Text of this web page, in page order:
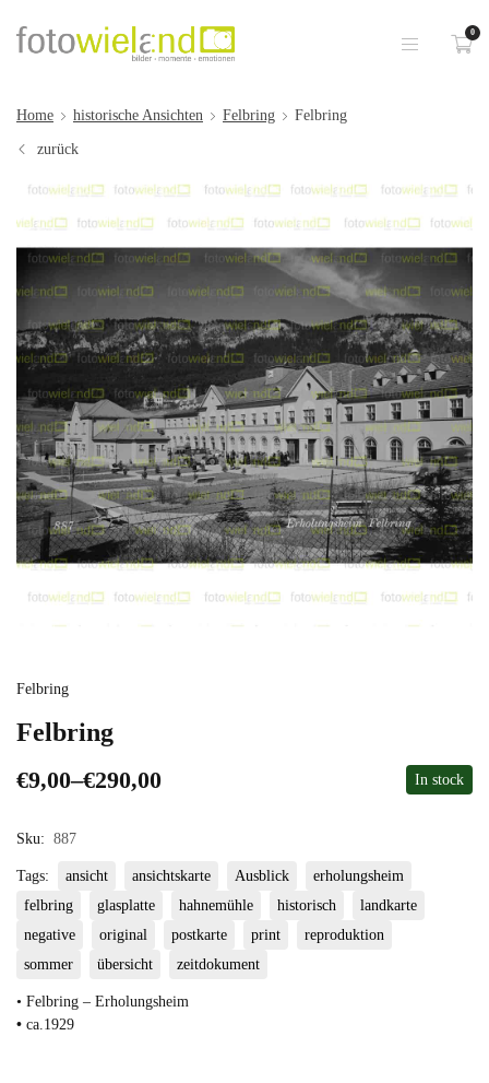
0
Home historische Ansichten Felbring Felbring
zurück
Felbring
Felbring
€9,00–€290,00 In stock
Sku: 887
Tags: ansicht ansichtskarte Ausblick
erholungsheim
felbring
glasplatte hahnemühle historisch
landkarte
negative
original postkarte print
reproduktion
sommer
übersicht zeitdokument
• Felbring – Erholungsheim
• ca.1929